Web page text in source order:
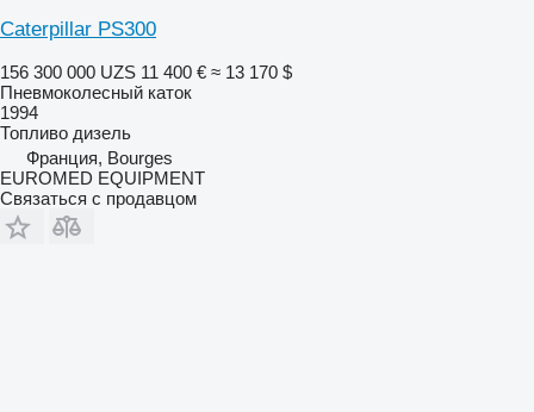
Caterpillar PS300
156 300 000 UZS 11 400 € ≈ 13 170 $
Пневмоколесный каток
1994
Топливо дизель
Франция, Bourges
EUROMED EQUIPMENT
Связаться с продавцом